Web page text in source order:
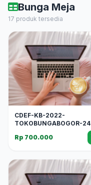
Bunga Meja
17 produk tersedia
CDEF-KB-2022-
TOKOBUNGABOGOR-24
Rp 700.000